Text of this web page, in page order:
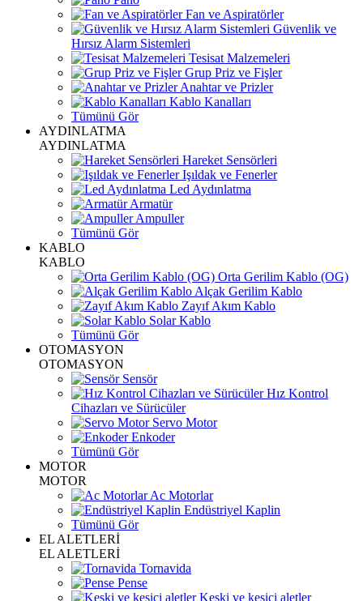
Fan ve Aspiratörler
Güvenlik ve
Hırsız Alarm Sistemleri
Tesisat Malzemeleri
Grup Priz ve Fişler
Anahtar ve Prizler
Kablo Kanalları
Tümünü Gör
AYDINLATMA
AYDINLATMA
Hareket Sensörleri
Işıldak ve Fenerler
Led Aydınlatma
Armatür
Ampuller
Tümünü Gör
KABLO
KABLO
Orta Gerilim Kablo (OG)
Alçak Gerilim Kablo
Zayıf Akım Kablo
Solar Kablo
Tümünü Gör
OTOMASYON
OTOMASYON
Sensör
Hız Kontrol
Cihazları ve Sürücüler
Servo Motor
Enkoder
Tümünü Gör
MOTOR
MOTOR
Ac Motorlar
Endüstriyel Kaplin
Tümünü Gör
EL ALETLERİ
EL ALETLERİ
Tornavida
Pense
Keski ve kesici aletler